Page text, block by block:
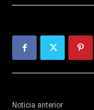
Noticia anterior